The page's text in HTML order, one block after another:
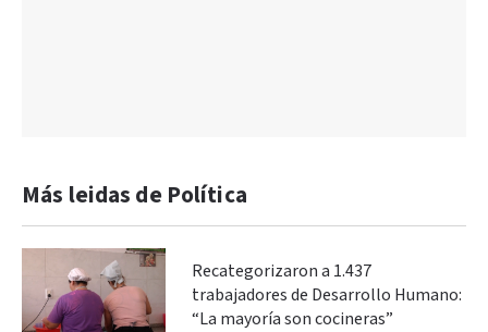
Más leidas de Política
Recategorizaron a 1.437
trabajadores de Desarrollo Humano:
“La mayoría son cocineras”